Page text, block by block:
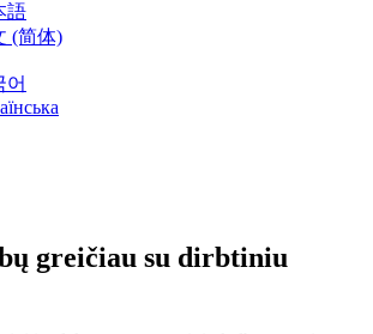
語
(简体)
어
greičiau su dirbtiniu